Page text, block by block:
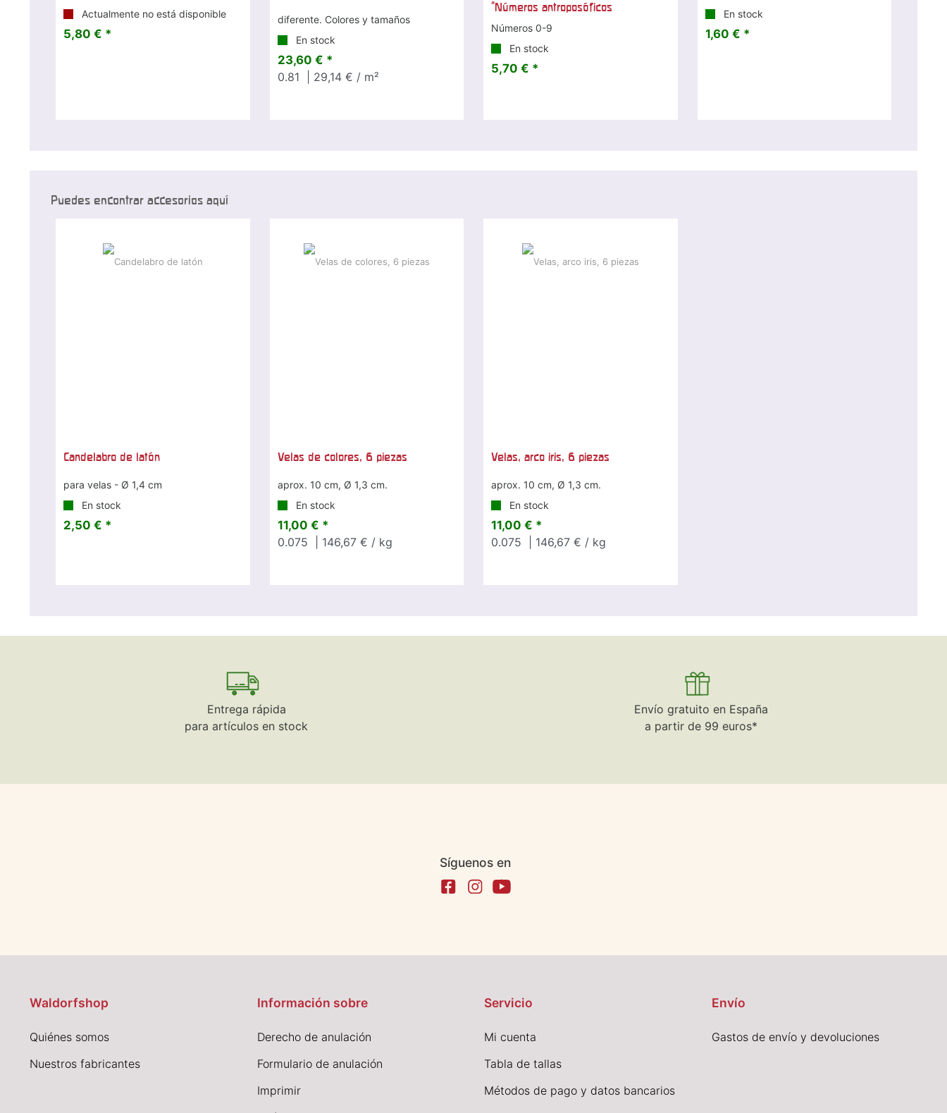
Actualmente no está disponible
5,80 € *
diferente. Colores y tamaños
En stock
23,60 € *
0.81
| 29,14 € / m²
"Números antroposóficos
Números 0-9
En stock
5,70 € *
En stock
1,60 € *
Puedes encontrar accesorios aquí
Candelabro de latón
para velas - Ø 1,4 cm
En stock
2,50 € *
Velas de colores, 6 piezas
aprox. 10 cm, Ø 1,3 cm.
En stock
11,00 € *
0.075
| 146,67 € / kg
Velas, arco iris, 6 piezas
aprox. 10 cm, Ø 1,3 cm.
En stock
11,00 € *
0.075
| 146,67 € / kg
Entrega rápida
para artículos en stock
Envío gratuito en España
a partir de 99 euros*
Síguenos en
Waldorfshop
Quiénes somos
Nuestros fabricantes
Información sobre
Derecho de anulación
Formulario de anulación
Imprimir
Servicio
Mi cuenta
Tabla de tallas
Métodos de pago y datos bancarios
Envío
Gastos de envío y devoluciones